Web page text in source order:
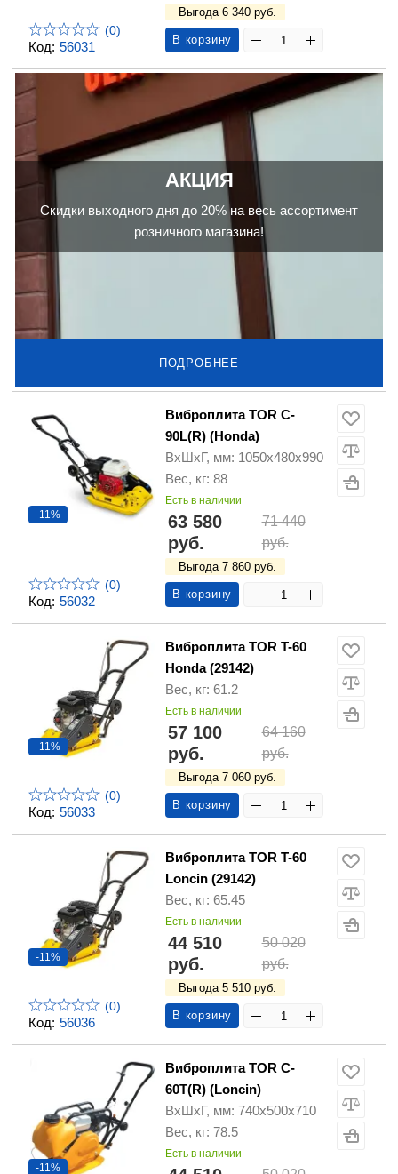
Код: 56031
(0)
Выгода 6 340 руб.
В корзину
АКЦИЯ
Скидки выходного дня до 20% на весь ассортимент
розничного магазина!
ПОДРОБНЕЕ
Код: 56032
-11%
(0)
Виброплита TOR C-
90L(R) (Honda)
ВхШхГ, мм: 1050х480х990
Вес, кг: 88
Есть в наличии
63 580
руб.
71 440
руб.
Выгода 7 860 руб.
В корзину
Код: 56033
-11%
(0)
Виброплита TOR T-60
Honda (29142)
Вес, кг: 61.2
Есть в наличии
57 100
руб.
64 160
руб.
Выгода 7 060 руб.
В корзину
Код: 56036
-11%
(0)
Виброплита TOR T-60
Loncin (29142)
Вес, кг: 65.45
Есть в наличии
44 510
руб.
50 020
руб.
Выгода 5 510 руб.
В корзину
-11%
Виброплита TOR C-
60T(R) (Loncin)
ВхШхГ, мм: 740x500x710
Вес, кг: 78.5
Есть в наличии